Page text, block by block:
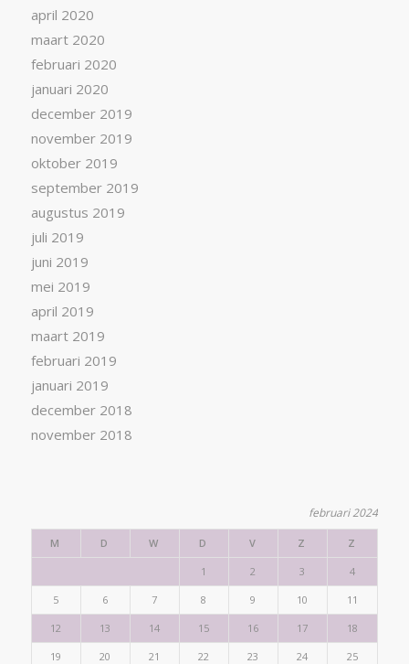
april 2020
maart 2020
februari 2020
januari 2020
december 2019
november 2019
oktober 2019
september 2019
augustus 2019
juli 2019
juni 2019
mei 2019
april 2019
maart 2019
februari 2019
januari 2019
december 2018
november 2018
februari 2024
M D W D V Z Z
1 2 3 4
5 6 7 8 9 10 11
12 13 14 15 16 17 18
19 20 21 22 23 24 25